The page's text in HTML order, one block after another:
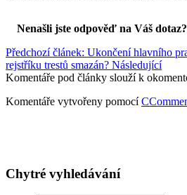
Nenašli jste odpověď na Váš
Předchozí článek: Ukončení hlavního
rejstříku trestů smazán? Následující
Komentáře pod články slouží k
Komentáře vytvořeny pomocí
Chytré vyhledávání